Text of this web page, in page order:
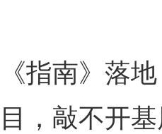
《指南》落
目，敲不开基